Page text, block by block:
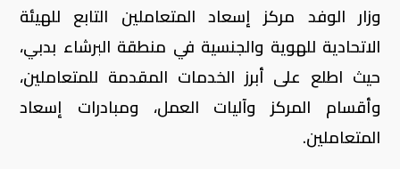
وزار الوفد مركز إسعاد المتعاملين التابع للهيئة
الاتحادية للهوية والجنسية في منطقة البرشاء بدبي،
حيث اطلع على أبرز الخدمات المقدمة للمتعاملين،
وأقسام المركز وآليات العمل، ومبادرات إسعاد
المتعاملين.